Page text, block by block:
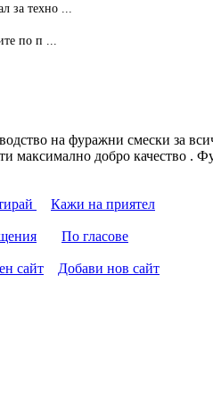
за техно ...
по п ...
на фуражни смески за
максимално добро качество .
Кажи на приятел
По гласове
сайт Добави нов сайт